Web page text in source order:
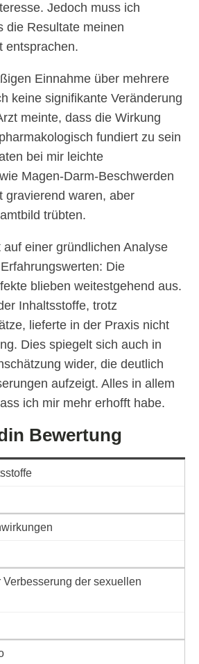
Jedoch muss ich
die Resultate meinen
entsprachen.
Einnahme über mehrere
keine signifikante Veränderung
meinte, dass die Wirkung
fundiert zu sein
bei mir leichte
Magen-Darm-Beschwerden
gravierend waren, aber
trübten.
einer gründlichen Analyse
Die
blieben weitestgehend aus.
Inhaltsstoffe, trotz
lieferte in der Praxis nicht
Dies spiegelt sich auch in
wider, die deutlich
aufzeigt. Alles in allem
ich mir mehr erhofft habe.
Bewertung
Verbesserung der sexuellen